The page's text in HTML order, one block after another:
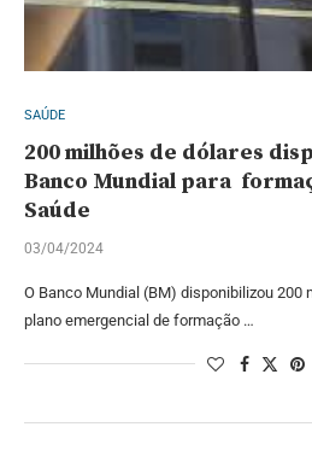
SAÚDE
200 milhões de dólares
Banco Mundial para
Saúde
03/04/2024
O Banco Mundial (BM) disponibilizou 200
plano emergencial de formação …